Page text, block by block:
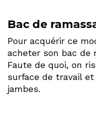
Bac de
Pour acquérir ce
acheter son bac de
Faute de quoi, on
surface de travail
jambes.